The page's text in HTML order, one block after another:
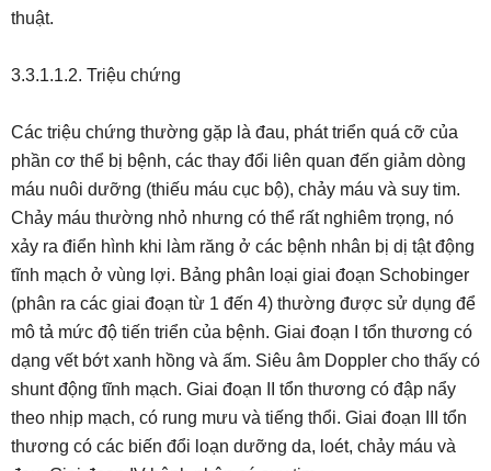
thuật.
3.3.1.1.2. Triệu chứng
Các triệu chứng thường gặp là đau, phát triển quá cỡ của
phần cơ thể bị bệnh, các thay đổi liên quan đến giảm dòng
máu nuôi dưỡng (thiếu máu cục bộ), chảy máu và suy tim.
Chảy máu thường nhỏ nhưng có thể rất nghiêm trọng, nó
xảy ra điển hình khi làm răng ở các bệnh nhân bị dị tật động
tĩnh mạch ở vùng lợi. Bảng phân loại giai đoạn Schobinger
(phân ra các giai đoạn từ 1 đến 4) thường được sử dụng để
mô tả mức độ tiến triển của bệnh. Giai đoạn I tổn thương có
dạng vết bớt xanh hồng và ấm. Siêu âm Doppler cho thấy có
shunt động tĩnh mạch. Giai đoạn II tổn thương có đập nẩy
theo nhịp mạch, có rung mưu và tiếng thổi. Giai đoạn III tổn
thương có các biến đổi loạn dưỡng da, loét, chảy máu và